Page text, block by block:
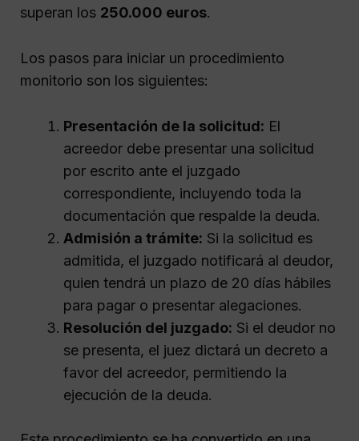
superan los 250.000 euros.
Los pasos para iniciar un procedimiento
monitorio son los siguientes:
Presentación de la solicitud: El
acreedor debe presentar una solicitud
por escrito ante el juzgado
correspondiente, incluyendo toda la
documentación que respalde la deuda.
Admisión a trámite: Si la solicitud es
admitida, el juzgado notificará al deudor,
quien tendrá un plazo de 20 días hábiles
para pagar o presentar alegaciones.
Resolución del juzgado: Si el deudor no
se presenta, el juez dictará un decreto a
favor del acreedor, permitiendo la
ejecución de la deuda.